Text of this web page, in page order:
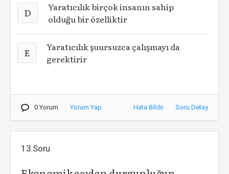
D
Yaratıcılık birçok insanın sahip
olduğu bir özelliktir
E
Yaratıcılık şuursuzca çalışmayı da
gerektirir
0 Yorum Yorum Yap Hata Bildir Soru Detay
13.Soru